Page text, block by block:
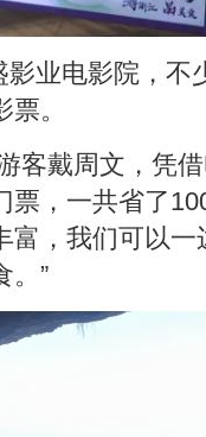
业电影院，不
。
客戴周文，凭
，一共省了
富，我们可以
。”